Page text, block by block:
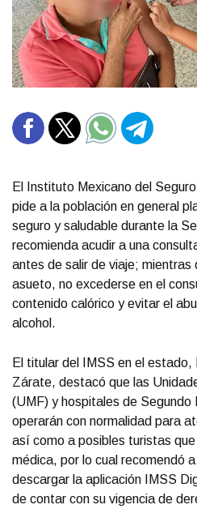
El Instituto Mexicano del
pide a la población en general
seguro y saludable durante la
recomienda acudir a una
antes de salir de viaje;
asueto, no excederse en el
contenido calórico y evitar el
alcohol.
El titular del IMSS en el estado,
Zárate, destacó que las
(UMF) y hospitales de Segundo
operarán con normalidad para
así como a posibles turistas
médica, por lo cual recomendó
descargar la aplicación IMSS
de contar con su vigencia de